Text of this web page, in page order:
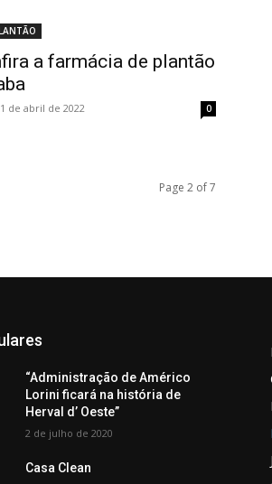
a farmácia de plantão
1 de abril de 2022 0
Page 2 of 7
“Administração de Américo
Lorini ficará na história de
Herval d’ Oeste”
2 de julho de 2020
Casa Clean